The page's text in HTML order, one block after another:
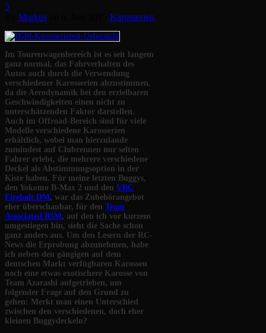
5
Markus Karosserien
Im Tourenwagenbereich ist es seit langem
ganz normal, das Fahrverhalten des
Autos auch durch die Verwendung
verschiedener Karosserien abzustimmen,
da die Aerodynamik bei den erzielbaren
Geschwindigkeiten einen nicht zu
unterschätzenden Faktor darstellen.
Auch im Offroad-Bereich sind für viele
Modelle verschiedene Karosserien
erhältlich, wobei man hierzulande
zumindest auf Clubrennen nur selten
Fahrer erlebt, die mehrere verschiedene
Deckel als Abstimmungsoption in der
Kiste haben. Für meine letzten Buggys,
den Yokomo B-Max 2 und den VBC
Firebolt DM, war das Zubehörangebot
eher überschaubar, für den Team
Associated B5M, auf den ich vor kurzem
umgestiegen bin, sieht die Sache schon
ganz anders aus. Um den Lesern der RC-
News die Erprobung abzunehmen, habe
ich neben den gängigen auf dem
deutschen Markt verfügbaren Karossen
noch eine etwas exotischere Karosse von
Team Azarashi aufgetrieben, um
folgender Frage auf den Grund zu
gehen: Merkt man einen Unterschied
zwischen den verschiedenen, doch eher
kleinen Buggydeckeln?